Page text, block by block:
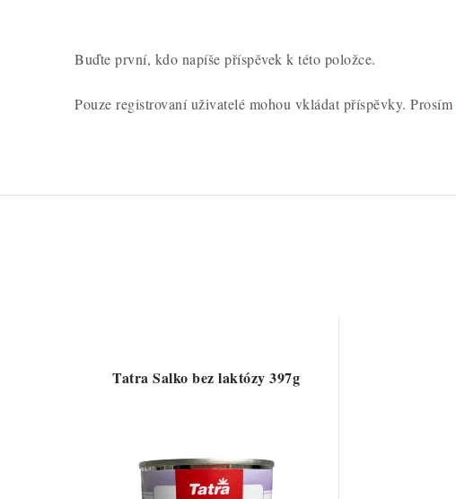
Buďte první, kdo napíše příspěvek k této položce.
Pouze registrovaní uživatelé mohou vkládat příspěvky. Prosím
Tatra Salko bez laktózy 397g